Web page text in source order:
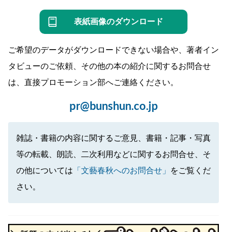
表紙画像のダウンロード
ご希望のデータがダウンロードできない場合や、著者イン
タビューのご依頼、その他の本の紹介に関するお問合せ
は、直接プロモーション部へご連絡ください。
pr@bunshun.co.jp
雑誌・書籍の内容に関するご意見、書籍・記事・写真
等の転載、朗読、二次利用などに関するお問合せ、そ
の他については 「文藝春秋へのお問合せ」
をご覧くだ
さい。